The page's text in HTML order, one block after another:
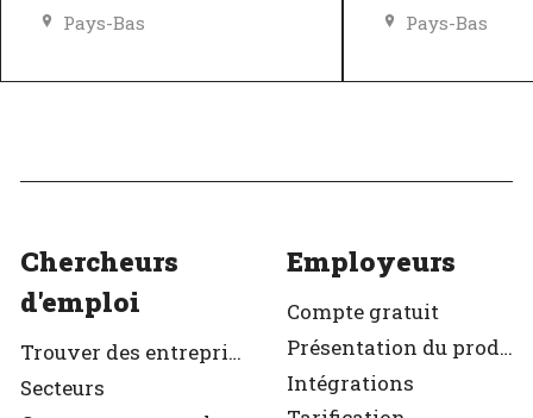
Pays-Bas
Pays-Bas
Chercheurs
d'emploi
Trouver des entreprises
Secteurs
Employeurs
Compte gratuit
Présentation du produit
Intégrations